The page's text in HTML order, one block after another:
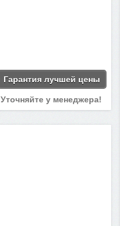
Гарантия лучшей цены
Уточняйте у менеджера!